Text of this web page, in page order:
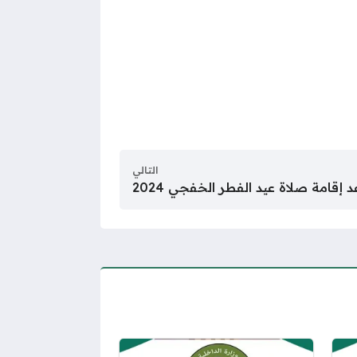
التالي
إقامة صلاة عيد الفطر الخفجي 2024